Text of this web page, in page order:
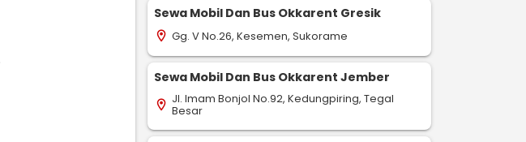
Sewa Mobil Dan Bus Okkarent Gresik
location_on Gg. V No.26, Kesemen, Sukorame
Sewa Mobil Dan Bus Okkarent Jember
location_on Jl. Imam Bonjol No.92, Kedungpiring, Tegal
Besar